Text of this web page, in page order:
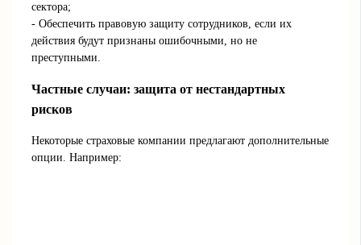
сектора;
- Обеспечить правовую защиту сотрудников, если их
действия будут признаны ошибочными, но не
преступными.
Частные случаи: защита от нестандартных
рисков
Некоторые страховые компании предлагают дополнительные
опции. Например: